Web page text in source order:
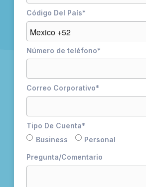
Código Del País*
Número de teléfono*
Correo Corporativo*
Tipo De Cuenta*
Business
Personal
Pregunta/Comentario